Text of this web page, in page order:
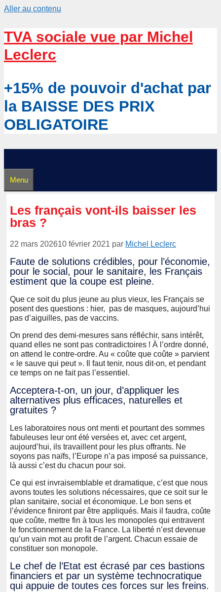
Aller au contenu
TVA sociale vue par Michel
Leclerc
+15% de pouvoir d'achat par
la BAISSE DES PRIX
OBLIGATOIRE
Menu
Les français vont-ils baisser les
bras ?
22 mars 202610 février 2021 par Michel Leclerc
Faute de solutions crédibles, pour l’économie,
pour le social, pour le sanitaire, les Français
estiment que la coupe est pleine.
Que ce soit du plus jeune au plus vieux, les Français se
posent des questions : hier, pas de masques, aujourd’hui
pas d’aiguilles, pas de vaccins.
On prend des demi-mesures sans réfléchir, sans intérêt,
quand elles ne sont pas contradictoires ! À l’ordre donné,
on attend le contre-ordre. Au « coûte que coûte » parvient
« le sauve qui peut ». Il faut tenir, nous dit-on, et pendant
ce temps on ne fait pas l’essentiel.
Acceptera-t-on, un jour, d’appliquer les
alternatives plus efficaces, naturelles et
gratuites ?
Les laboratoires nous ont menti et pourtant des sommes
fabuleuses leur ont été versées et, avec cet argent,
aujourd’hui, ils travaillent pour les plus offrants. Ne
soyons pas naïfs, l’Europe n’a pas imposé sa puissance,
là aussi c’est du chacun pour soi.
Ce qui est invraisemblable et dramatique, c’est que nous
avons toutes les solutions nécessaires, que ce soit sur le
plan sanitaire, social et économique. Le bon sens et
l’évidence finiront par être appliqués. Mais il faudra, coûte
que coûte, mettre fin à tous les monopoles qui entravent
le fonctionnement de la France. La liberté n’est devenue
qu’un vain mot au profit de l’argent. Chacun essaie de
constituer son monopole.
Le chef de l’Etat est écrasé par ces bastions
financiers et par un système technocratique
qui appuie de toutes ces forces sur les freins.